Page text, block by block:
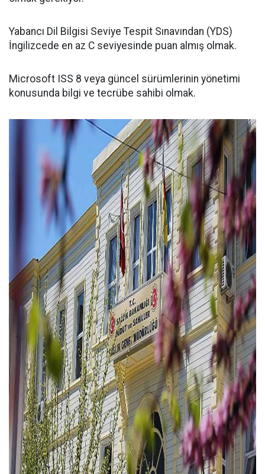
Yabancı Dil Bilgisi Seviye Tespit Sınavından (YDS)
İngilizcede en az C seviyesinde puan almış olmak.
Microsoft ISS 8 veya güncel sürümlerinin yönetimi
konusunda bilgi ve tecrübe sahibi olmak.